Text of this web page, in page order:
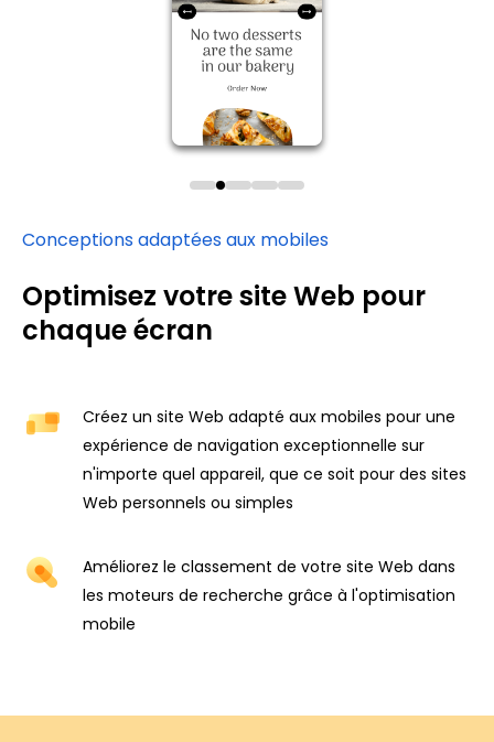
Conceptions adaptées aux mobiles
Optimisez votre site Web pour
chaque écran
Créez un site Web adapté aux mobiles pour une
expérience de navigation exceptionnelle sur
n'importe quel appareil, que ce soit pour des sites
Web personnels ou simples
Améliorez le classement de votre site Web dans
les moteurs de recherche grâce à l'optimisation
mobile